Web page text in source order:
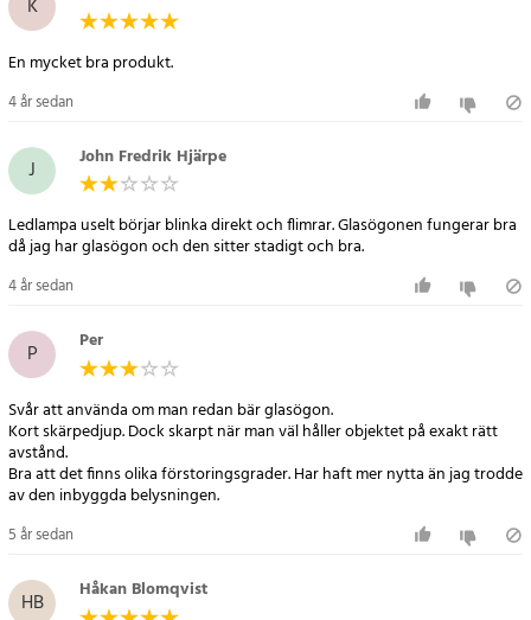
Specifikation
- Linsmaterial: Glas
- Belysning: 2 × LED
- Vikt: 46 g
Artikelnummer :46488
K
En mycket bra produkt.
4 år sedan
J John Fredrik Hjärpe
Ledlampa uselt börjar blinka direkt och flimrar. Glasögonen fungerar bra
då jag har glasögon och den sitter stadigt och bra.
4 år sedan
P Per
Svår att använda om man redan bär glasögon.
Kort skärpedjup. Dock skarpt när man väl håller objektet på exakt rätt
avstånd.
Bra att det finns olika förstoringsgrader. Har haft mer nytta än jag trodde
av den inbyggda belysningen.
5 år sedan
HB Håkan Blomqvist